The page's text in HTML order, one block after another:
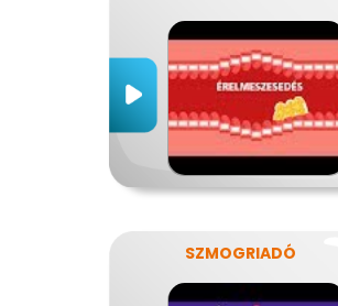
SZMOGRIADÓ